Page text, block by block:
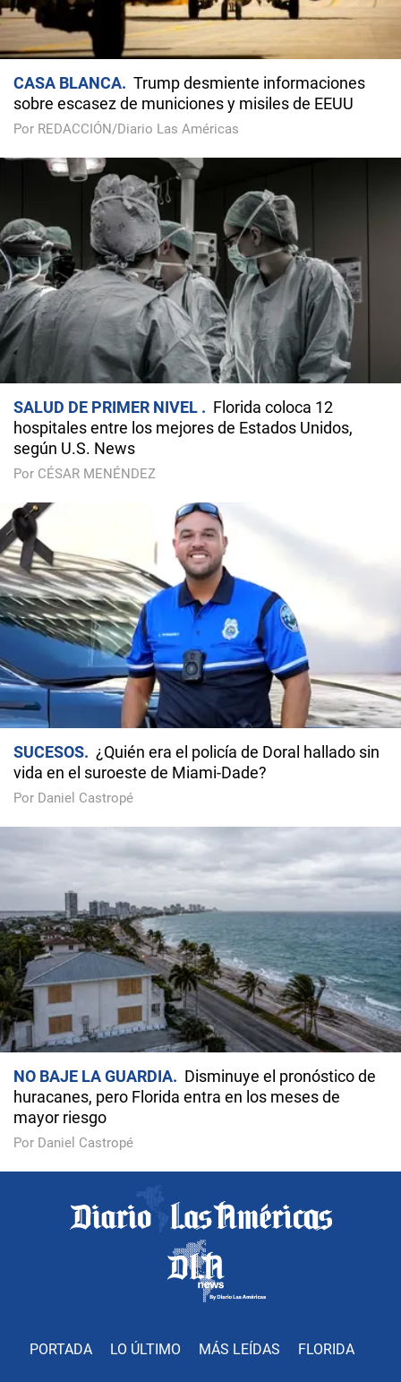
CASA BLANCA
Trump desmiente informaciones
sobre escasez de municiones y misiles de EEUU
Por REDACCIÓN/Diario Las Américas
SALUD DE PRIMER NIVEL
Florida coloca 12
hospitales entre los mejores de Estados Unidos,
según U.S. News
Por CÉSAR MENÉNDEZ
SUCESOS
¿Quién era el policía de Doral hallado sin
vida en el suroeste de Miami-Dade?
Por Daniel Castropé
NO BAJE LA GUARDIA
Disminuye el pronóstico de
huracanes, pero Florida entra en los meses de
mayor riesgo
Por Daniel Castropé
PORTADA LO ÚLTIMO MÁS LEÍDAS FLORIDA